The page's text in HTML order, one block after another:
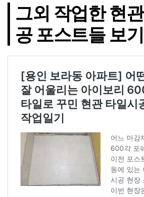
그외 작업한 현
공 포스트들 보기